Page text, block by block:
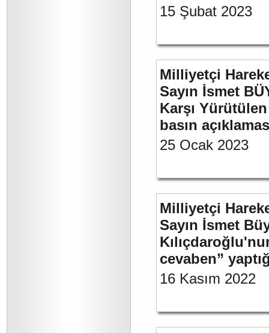
15 Şubat 2023
Milliyetçi
Sayın İsmet
Karşı Yürütülen
basın
25 Ocak 2023
Milliyetçi
Sayın İsmet
cevaben”
16 Kasım 2022